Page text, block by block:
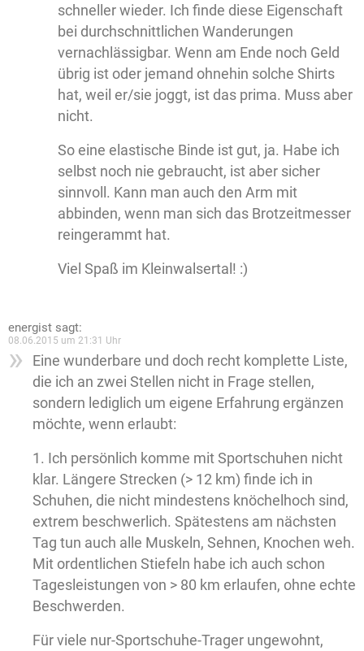
schneller wieder. Ich finde diese Eigenschaft
bei durchschnittlichen Wanderungen
vernachlässigbar. Wenn am Ende noch Geld
übrig ist oder jemand ohnehin solche Shirts
hat, weil er/sie joggt, ist das prima. Muss aber
nicht.
So eine elastische Binde ist gut, ja. Habe ich
selbst noch nie gebraucht, ist aber sicher
sinnvoll. Kann man auch den Arm mit
abbinden, wenn man sich das Brotzeitmesser
reingerammt hat.
Viel Spaß im Kleinwalsertal! :)
energist sagt:
08.06.2015 um 21:31 Uhr
Eine wunderbare und doch recht komplette Liste,
die ich an zwei Stellen nicht in Frage stellen,
sondern lediglich um eigene Erfahrung ergänzen
möchte, wenn erlaubt:
1. Ich persönlich komme mit Sportschuhen nicht
klar. Längere Strecken (> 12 km) finde ich in
Schuhen, die nicht mindestens knöchelhoch sind,
extrem beschwerlich. Spätestens am nächsten
Tag tun auch alle Muskeln, Sehnen, Knochen weh.
Mit ordentlichen Stiefeln habe ich auch schon
Tagesleistungen von > 80 km erlaufen, ohne echte
Beschwerden.
Für viele nur-Sportschuhe-Trager ungewohnt,